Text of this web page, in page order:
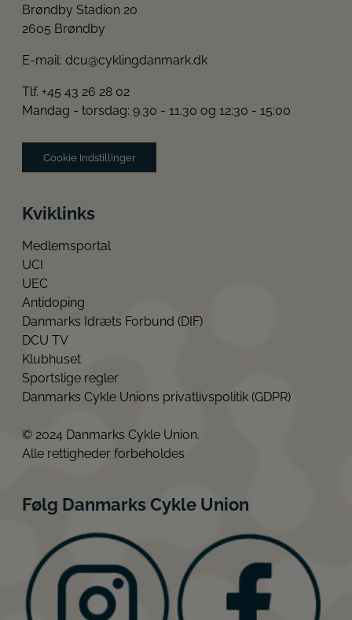
Brøndby Stadion 20
2605 Brøndby
E-mail: dcu@cyklingdanmark.dk
Tlf. +45 43 26 28 02
Mandag - torsdag: 9.30 - 11.30 og 12:30 - 15:00
Cookie Indstillinger
Kviklinks
Medlemsportal
UCI
UEC
Antidoping
Danmarks Idræts Forbund (DIF)
DCU TV
Klubhuset
Sportslige regler
Danmarks Cykle Unions privatlivspolitik (GDPR)
© 2024 Danmarks Cykle Union.
Alle rettigheder forbeholdes
Følg Danmarks Cykle Union